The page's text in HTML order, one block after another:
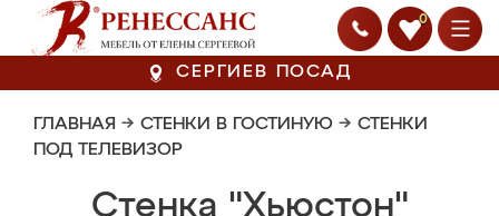
0
СЕРГИЕВ ПОСАД
ГЛАВНАЯ → СТЕНКИ В ГОСТИНУЮ → СТЕНКИ
ПОД ТЕЛЕВИЗОР
Стенка "Хьюстон"